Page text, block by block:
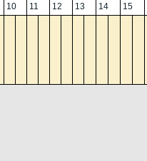
10 11 12 13 14 15